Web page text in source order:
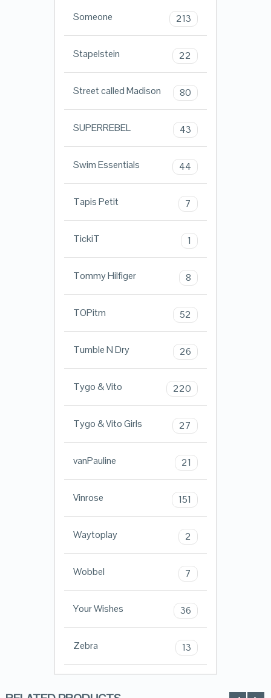
Someone 213
Stapelstein 22
Street called Madison 80
SUPERREBEL 43
Swim Essentials 44
Tapis Petit 7
TickiT 1
Tommy Hilfiger 8
TOPitm 52
Tumble N Dry 26
Tygo & Vito 220
Tygo & Vito Girls 27
vanPauline 21
Vinrose 151
Waytoplay 2
Wobbel 7
Your Wishes 36
Zebra 13